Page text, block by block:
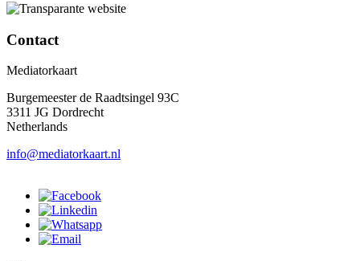
Contact
Mediatorkaart
Burgemeester de Raadtsingel 93C
3311 JG Dordrecht
Netherlands
info@mediatorkaart.nl